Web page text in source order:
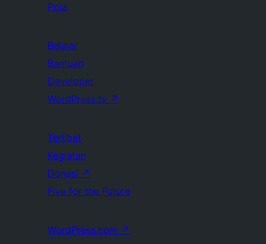
Pola
Belajar
Bantuan
Developer
WordPress.tv ↗
Terlibat
Kegiatan
Donasi ↗
Five for the Future
WordPress.com ↗